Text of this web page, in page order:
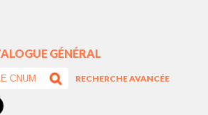
GÉNÉRAL
RECHERCHE AVANCÉE